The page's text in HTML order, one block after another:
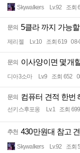
Skywalkers Lv.92 조회
문의 5클라 까지 가능
제리젤 Lv.10 조회 619 08-
문의 이사양이면 몇개
디아3소마 Lv.9 조회 652
문의 컴퓨터 견적 한번
선키스후포옹 Lv.1 조회 699
추천 430만원대 참고
Skywalkers Lv.92 조회